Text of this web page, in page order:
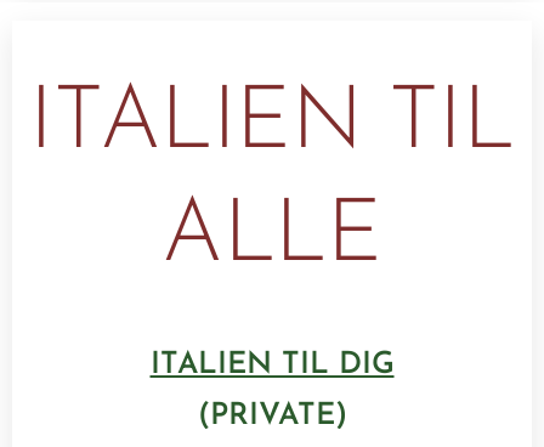
ITALIEN TIL
ALLE
ITALIEN TIL DIG
(PRIVATE)